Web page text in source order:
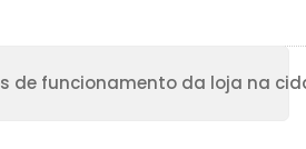
de funcionamento da loja na